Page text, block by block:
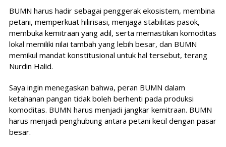
BUMN harus hadir sebagai penggerak ekosistem, membina
petani, memperkuat hilirisasi, menjaga stabilitas pasok,
membuka kemitraan yang adil, serta memastikan komoditas
lokal memiliki nilai tambah yang lebih besar, dan BUMN
memikul mandat konstitusional untuk hal tersebut, terang
Nurdin Halid.
Saya ingin menegaskan bahwa, peran BUMN dalam
ketahanan pangan tidak boleh berhenti pada produksi
komoditas. BUMN harus menjadi jangkar kemitraan. BUMN
harus menjadi penghubung antara petani kecil dengan pasar
besar.